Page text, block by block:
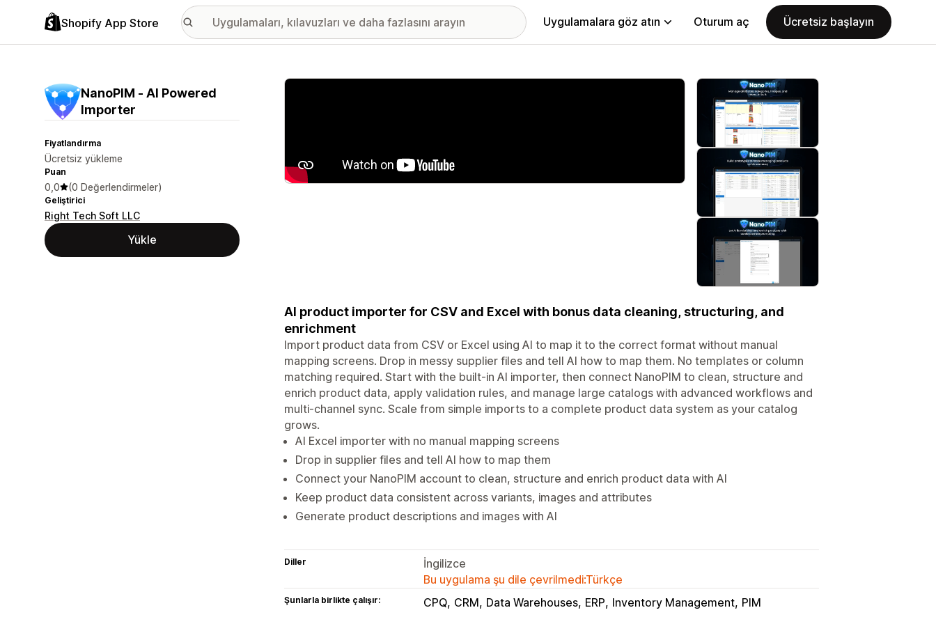
Shopify App Store Uygulamalara göz atın Oturum aç Ücretsiz başlayın
NanoPIM ‑ AI Powered
Importer
Fiyatlandırma
Ücretsiz yükleme
Puan
0,0 (0 Değerlendirmeler)
Geliştirici
Right Tech Soft LLC
Yükle
Öne çıkan görsel galerisi
AI product importer for CSV and Excel with bonus data cleaning, structuring, and
enrichment
Import product data from CSV or Excel using AI to map it to the correct format without manual
mapping screens. Drop in messy supplier files and tell AI how to map them. No templates or column
matching required. Start with the built-in AI importer, then connect NanoPIM to clean, structure and
enrich product data, apply validation rules, and manage large catalogs with advanced workflows and
multi-channel sync. Scale from simple imports to a complete product data system as your catalog
grows.
AI Excel importer with no manual mapping screens
Drop in supplier files and tell AI how to map them
Connect your NanoPIM account to clean, structure and enrich product data with AI
Keep product data consistent across variants, images and attributes
Generate product descriptions and images with AI
Diller
İngilizce
Bu uygulama şu dile çevrilmedi:Türkçe
Şunlarla birlikte çalışır: CPQ CRM Data Warehouses ERP Inventory Management PIM